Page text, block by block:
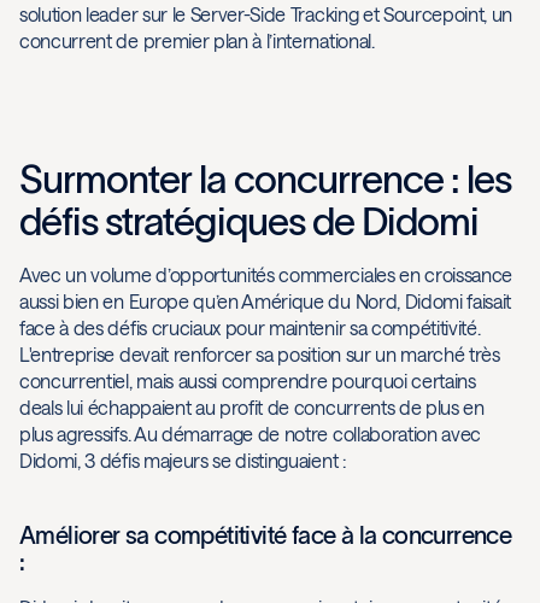
solution leader sur le Server-Side Tracking et Sourcepoint, un
concurrent de premier plan à l’international.
Surmonter la concurrence : les
défis stratégiques de Didomi
Avec un volume d’opportunités commerciales en croissance
aussi bien en Europe qu’en Amérique du Nord, Didomi faisait
face à des défis cruciaux pour maintenir sa compétitivité.
L'entreprise devait renforcer sa position sur un marché très
concurrentiel, mais aussi comprendre pourquoi certains
deals lui échappaient au profit de concurrents de plus en
plus agressifs. Au démarrage de notre collaboration avec
Didomi, 3 défis majeurs se distinguaient :
Améliorer sa compétitivité face à la concurrence
: